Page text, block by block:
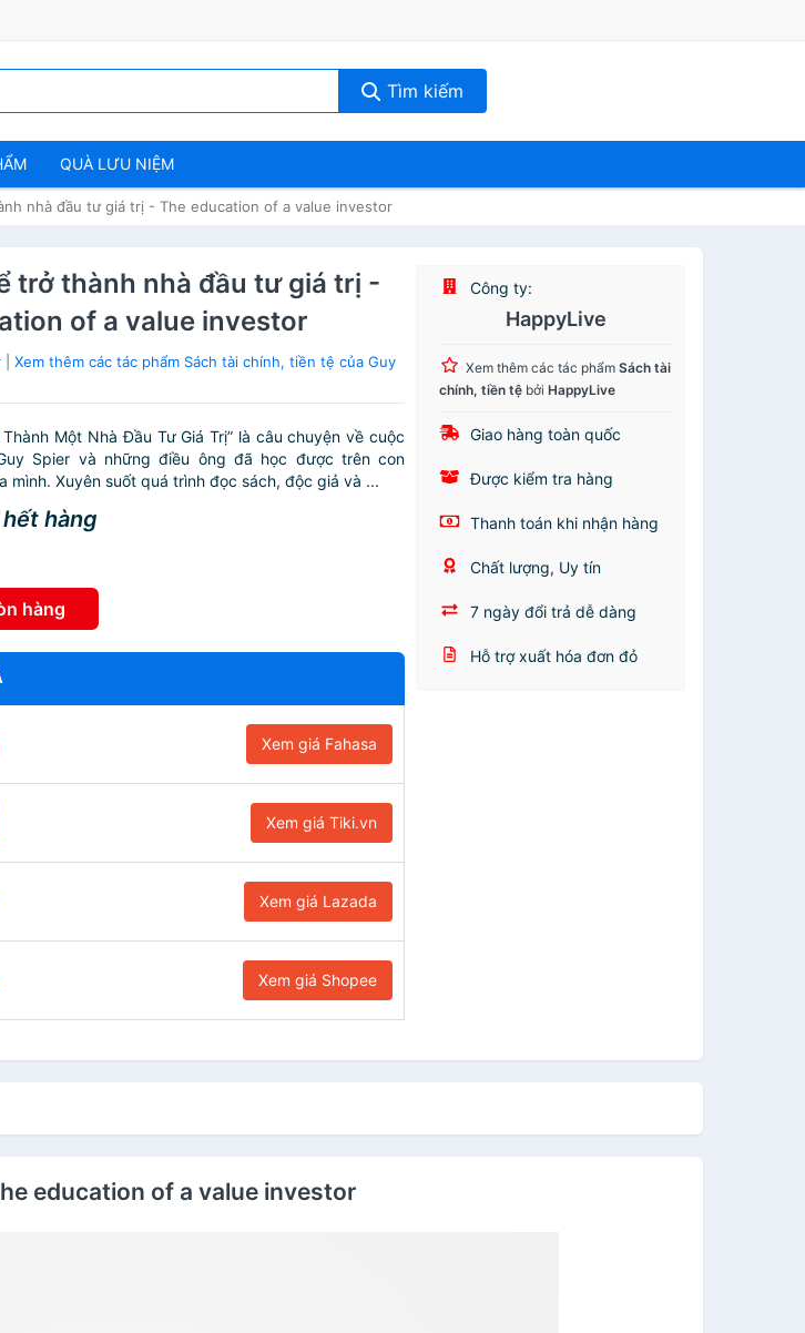
Tìm kiếm
QUÀ LƯU NIỆM
nhà đầu tư giá trị - The education of a value investor
trở thành nhà đầu tư giá trị -
of a value investor
|Xem thêm các tác phẩm Sách tài chính, tiền tệ của Guy
Một Nhà Đầu Tư Giá Trị” là câu chuyện về cuộc
Spier và những điều ông đã học được trên con
mình. Xuyên suốt quá trình đọc sách, độc giả và ...
hàng
hàng
Xem giá Fahasa
Xem giá Tiki.vn
Xem giá Lazada
Xem giá Shopee
Công ty:
HappyLive
Xem thêm các tác phẩmSách tài
chính, tiền tệ bởiHappyLive
Giao hàng toàn quốc
Được kiểm tra hàng
Thanh toán khi nhận hàng
Chất lượng, Uy tín
7 ngày đổi trả dễ dàng
Hỗ trợ xuất hóa đơn đỏ
education of a value investor